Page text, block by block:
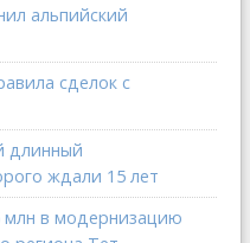
альпийский
сделок с
длинный
ждали 15 лет
млн в модернизацию